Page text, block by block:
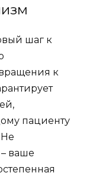
шаг к
к
пациенту
ваше